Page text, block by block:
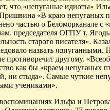
что «непуганые идиоты»
«В краю непуганых
частью о Беломорканале с
председателя ОГПУ т.
старого писателя».
назвать напуганными.
противоречит другому.
как бы «краем непуганых
ни стыда». Самые чуткие
учениками».
Ильфа и